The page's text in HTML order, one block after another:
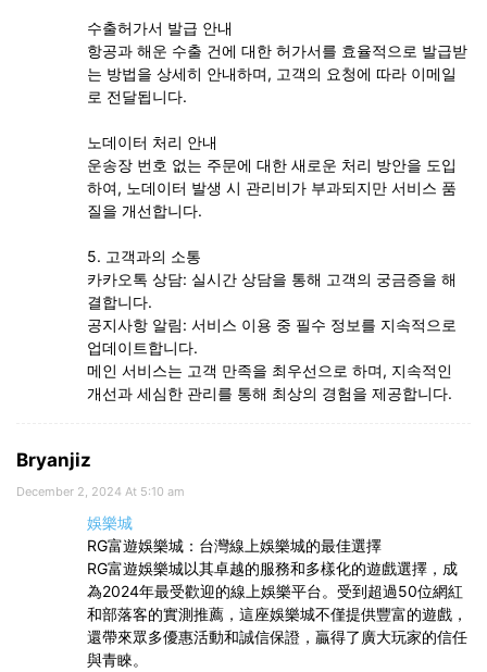
수출허가서 발급 안내
항공과 해운 수출 건에 대한 허가서를 효율적으로 발급받
는 방법을 상세히 안내하며, 고객의 요청에 따라 이메일
로 전달됩니다.
노데이터 처리 안내
운송장 번호 없는 주문에 대한 새로운 처리 방안을 도입
하여, 노데이터 발생 시 관리비가 부과되지만 서비스 품
질을 개선합니다.
5. 고객과의 소통
카카오톡 상담: 실시간 상담을 통해 고객의 궁금증을 해
결합니다.
공지사항 알림: 서비스 이용 중 필수 정보를 지속적으로
업데이트합니다.
메인 서비스는 고객 만족을 최우선으로 하며, 지속적인
개선과 세심한 관리를 통해 최상의 경험을 제공합니다.
Bryanjiz
December 2, 2024 At 5:10 am
娛樂城
RG富遊娛樂城：台灣線上娛樂城的最佳選擇
RG富遊娛樂城以其卓越的服務和多樣化的遊戲選擇，成
為2024年最受歡迎的線上娛樂平台。受到超過50位網紅
和部落客的實測推薦，這座娛樂城不僅提供豐富的遊戲，
還帶來眾多優惠活動和誠信保證，贏得了廣大玩家的信任
與青睞。